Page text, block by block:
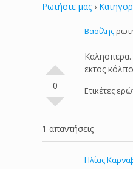
Ρωτήστε μας ›
0
Βασίλης
Καλησπερα.
εκτος
Ετικέτες
1 απαντήσεις
Ηλίας